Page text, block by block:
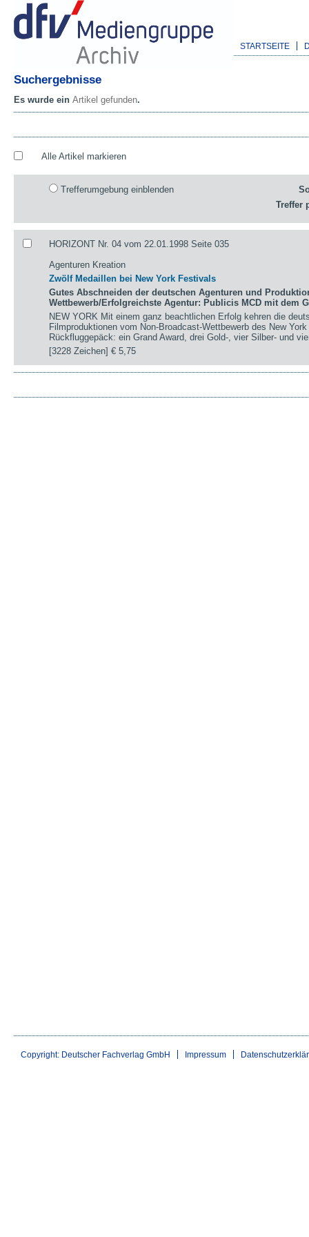
STARTSEITE
Suchergebnisse
Es wurde ein Artikel gefunden.
Alle Artikel markieren
Trefferumgebung einblenden
Treffer
HORIZONT Nr. 04 vom 22.01.1998 Seite 035
Agenturen Kreation
Zwölf Medaillen bei New York Festivals
Gutes Abschneiden der deutschen Agenturen und
Wettbewerb/Erfolgreichste Agentur: Publicis MCD mit dem
NEW YORK Mit einem ganz beachtlichen Erfolg kehren die
Filmproduktionen vom Non-Broadcast-Wettbewerb des New
Rückfluggepäck: ein Grand Award, drei Gold-, vier Silber- und
[3228 Zeichen]€ 5,75
Copyright: Deutscher Fachverlag GmbH Impressum